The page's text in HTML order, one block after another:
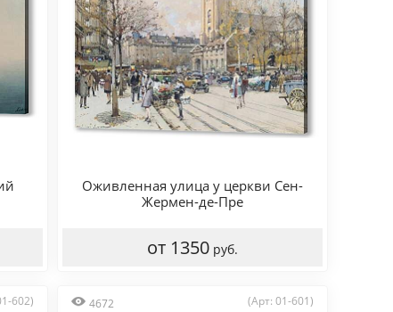
Оживленная улица у церкви Сен-
Жермен-де-Пре
от 1350 руб.
602) 4672 (Арт: 01-601)